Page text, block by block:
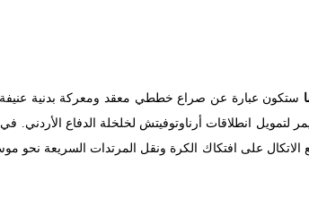
ستكون عبارة عن صراع خططي معقد ومعركة بدنية عنيفة
لتمويل انطلاقات أرناوتوفيتش لخلخلة الدفاع
على افتكاك الكرة ونقل المرتدات السريعة نحو